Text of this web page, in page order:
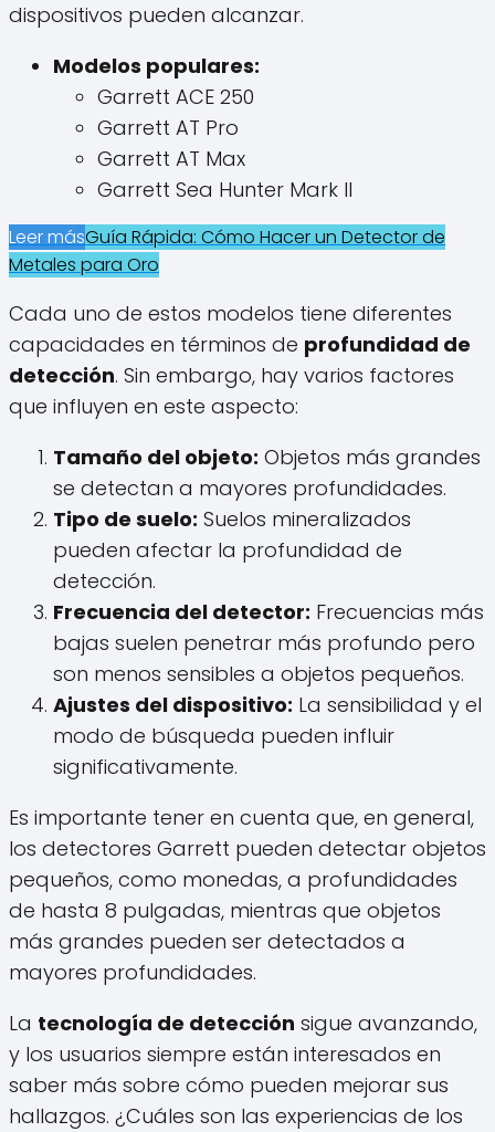
dispositivos pueden alcanzar.
Modelos populares:
Garrett ACE 250
Garrett AT Pro
Garrett AT Max
Garrett Sea Hunter Mark II
Leer másGuía Rápida: Cómo Hacer un Detector de
Metales para Oro
Cada uno de estos modelos tiene diferentes
capacidades en términos de profundidad de
detección. Sin embargo, hay varios factores
que influyen en este aspecto:
Tamaño del objeto: Objetos más grandes
se detectan a mayores profundidades.
Tipo de suelo: Suelos mineralizados
pueden afectar la profundidad de
detección.
Frecuencia del detector: Frecuencias más
bajas suelen penetrar más profundo pero
son menos sensibles a objetos pequeños.
Ajustes del dispositivo: La sensibilidad y el
modo de búsqueda pueden influir
significativamente.
Es importante tener en cuenta que, en general,
los detectores Garrett pueden detectar objetos
pequeños, como monedas, a profundidades
de hasta 8 pulgadas, mientras que objetos
más grandes pueden ser detectados a
mayores profundidades.
La tecnología de detección sigue avanzando,
y los usuarios siempre están interesados en
saber más sobre cómo pueden mejorar sus
hallazgos. ¿Cuáles son las experiencias de los